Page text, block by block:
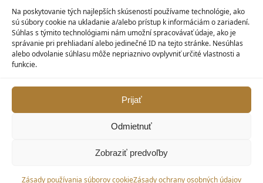
Na poskytovanie tých najlepších skúseností používame technológie, ako
sú súbory cookie na ukladanie a/alebo prístup k informáciám o zariadení.
Súhlas s týmito technológiami nám umožní spracovávať údaje, ako je
správanie pri prehliadaní alebo jedinečné ID na tejto stránke. Nesúhlas
alebo odvolanie súhlasu môže nepriaznivo ovplyvniť určité vlastnosti a
funkcie.
Prijať
Odmietnuť
Zobraziť predvoľby
Zásady používania súborov cookieZásady ochrany osobných údajov
História objednávok
Zľavové kupóny
KONTAKT
MAXILO DENTAL, s. r. o.
917 05 Trnava